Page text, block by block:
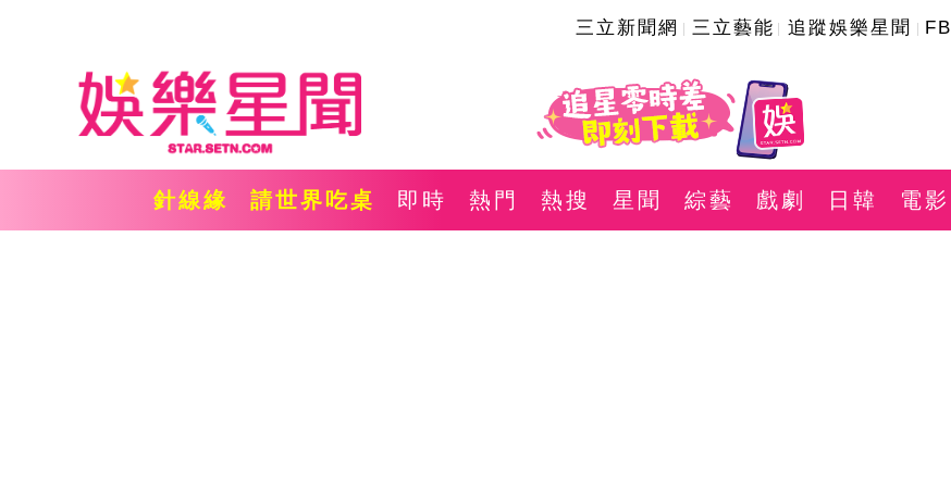
三立新聞網 三立藝能 追蹤娛樂星聞 FB
針線緣 請世界吃桌 即時 熱門 熱搜 星聞 綜藝 戲劇 日韓 電影